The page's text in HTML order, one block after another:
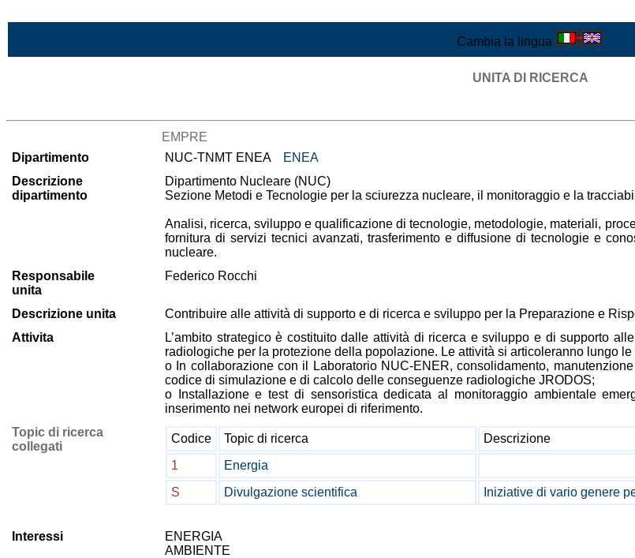
Cambia la lingua
UNITA DI RICERCA
EMPRE
Dipartimento
NUC-TNMT ENEA
ENEA
Descrizione
dipartimento
Dipartimento Nucleare (NUC)
Sezione Metodi e Tecnologie per la sciurezza nucleare, il monitoraggio e la
Analisi, ricerca, sviluppo e qualificazione di tecnologie, metodologie, materiali,
fornitura di servizi tecnici avanzati, trasferimento e diffusione di tecnologie e
nucleare.
Responsabile
unita
Federico Rocchi
Descrizione unita
Contribuire alle attività di supporto e di ricerca e sviluppo per la Preparazione e
Attivita
L’ambito strategico è costituito dalle attività di ricerca e sviluppo e di supporto
radiologiche per la protezione della popolazione. Le attività si articoleranno lungo le
o In collaborazione con il Laboratorio NUC-ENER, consolidamento,
codice di simulazione e di calcolo delle conseguenze radiologiche JRODOS;
o Installazione e test di sensoristica dedicata al monitoraggio ambientale
inserimento nei network europei di riferimento.
Topic di ricerca
collegati
Codice Topic di ricerca
Descrizione
1
Energia
S
Divulgazione scientifica Iniziative di vario genere
Interessi
ENERGIA
AMBIENTE